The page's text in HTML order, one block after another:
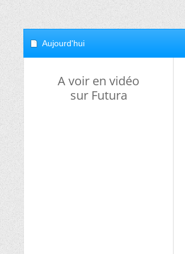
Aujourd'hui
A voir en vidéo
sur Futura